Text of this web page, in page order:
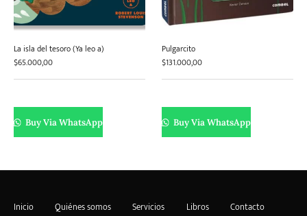
La isla del tesoro (Ya leo a)
$65.000,00
Buy Via WhatsApp
Pulgarcito
$131.000,00
Buy Via WhatsApp
Inicio Quiénes somos Servicios Libros Contacto